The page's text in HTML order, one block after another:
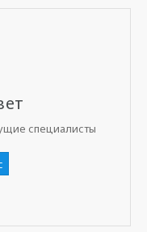
специалисты